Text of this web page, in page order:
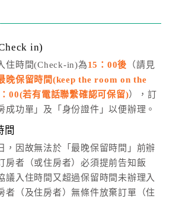
異動，皆為次日計算及辦理。
9:00～晚上6:00
in)
住時間(Check-in)為15：00後 （請見
晚保留時間(keep the room on the
00(若有電話聯繫確認可保留)），訂
成功單」及「身份證件」以便辦理。
間
，因故無法於「最晚保留時間」前辦
房者（或住房者）必須提前告知飯
議入住時間又超過保留時間未辦理入
者（及住房者）無條件放棄訂單（住